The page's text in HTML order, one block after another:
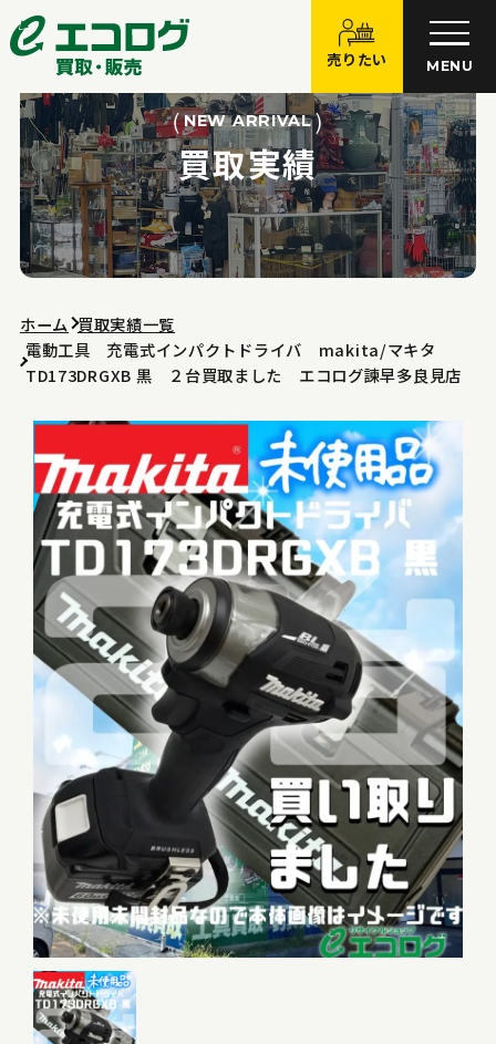
売りたい MENU
NEW ARRIVAL
買取実績
ホーム 買取実績一覧
電動工具 充電式インパクトドライバ makita/マキタ
TD173DRGXB 黒 ２台買取ました エコログ諫早多良見店